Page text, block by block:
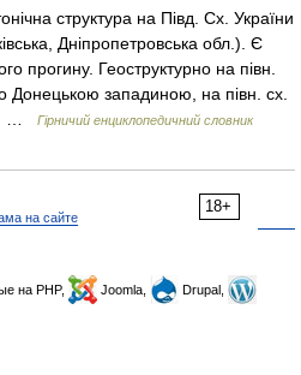
структура на Півд. Сх. України
Дніпропетровська обл.). Є
прогину. Геоструктурно на півн.
Донецькою западиною, на півн. сх.
…
Гірничий енциклопедичний словник
18+
на сайте
на PHP, Joomla,
Drupal,